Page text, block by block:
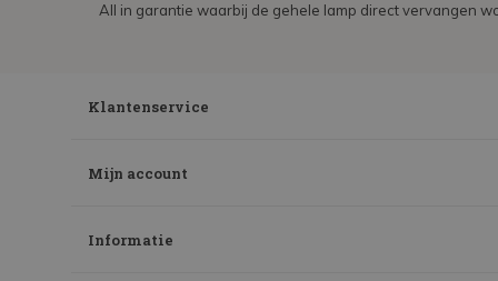
All in garantie waarbij de gehele lamp direct vervangen
Klantenservice
Mijn account
Informatie